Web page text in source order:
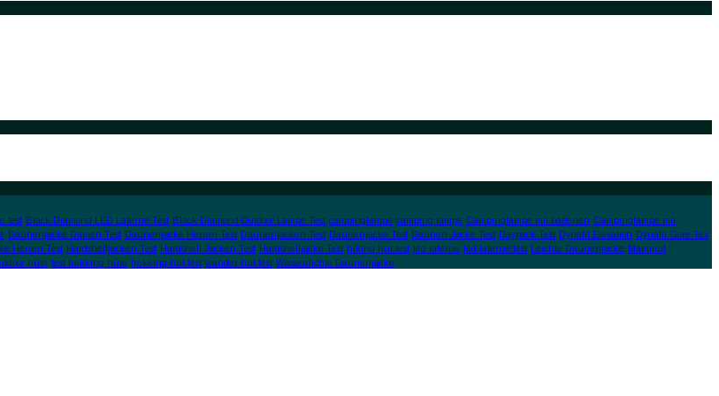
test Black Diamond LED Laterne Test Black Diamond Outdoor Lampe Test campinglampe camping lampe Campinglampe mit batterien Campinglampe mit
Daunenjacke Damen Test Daunenjacke Herren Test Daunenjacken Test Daunenjacke Test Daunen Jacke Test Daypack Test Dynafit Elevation Dynafit Gore Tex
Herren Test Hardshelljacken Test Hardshell Jacken Test Hardshelljacke Test hiking hut test led laterne led laterne test Leichte Daunenjacke Mammut
hüte test trekking hüte trekking hut test wander hut test Wasserdichte Daunenjacke